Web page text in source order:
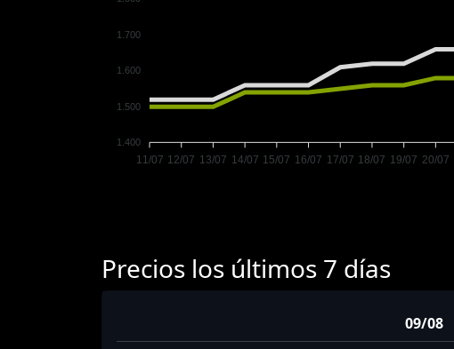
1.700
1.600
1.500
1.400
11/07 12/07 13/07 14/07 15/07 16/07 17/07 18/07 19/07 20/07
Precios los últimos 7 días
09/08